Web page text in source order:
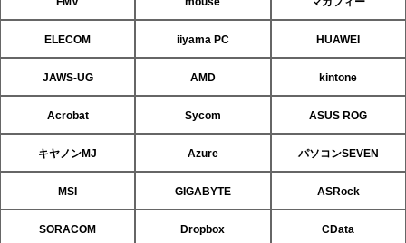
ELECOM iiyama PC HUAWEI
JAWS-UG AMD kintone
Acrobat Sycom ASUS ROG
キヤノンMJ Azure パソコンSEVEN
MSI GIGABYTE ASRock
SORACOM Dropbox CData